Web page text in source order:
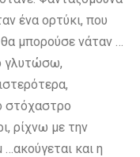
ένα ορτύκι, που
θα μπορούσε νάταν …
γλυτώσω,
στόχαστρο
ρίχνω με την
και η